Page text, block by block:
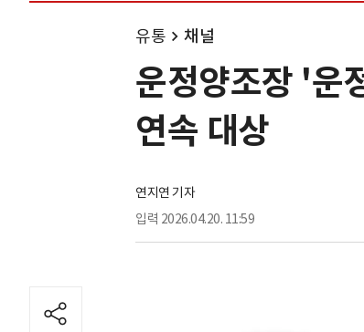
유통 채널
운정양조장 '운
연속 대상
연지연 기자
입력 2026.04.20. 11:59